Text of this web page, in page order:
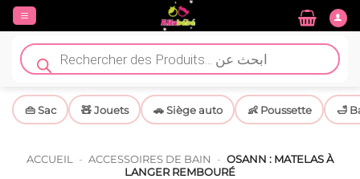
Passer
contenu
Recherche
de
produits
👜 Sac 🧸 Jouets 🚗 Siège auto 👶 Poussette 🛁
ACCUEIL - ACCESSOIRES DE BAIN - OSANN : MATELAS À
LANGER REMBOURÉ